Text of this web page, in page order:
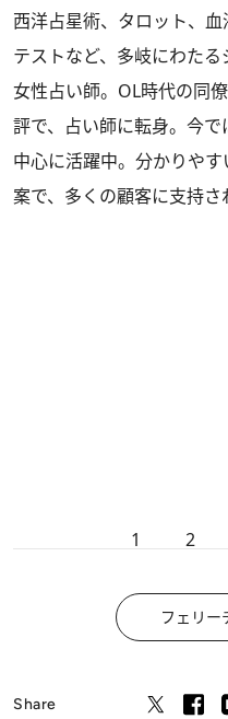
西洋占星術、タロット、
テストなど、多岐にわたる
女性占い師。OL時代の同
評で、占い師に転身。今
中心に活躍中。分かりや
案で、多くの顧客に支持さ
1 2
フェリー
Share